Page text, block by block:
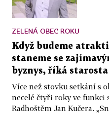
ZELENÁ OBEC ROKU
Když budeme
staneme se
byznys, říká
Více než stovku setkání s
necelé čtyři roky ve funkci
Radhoštěm Jan Kučera.